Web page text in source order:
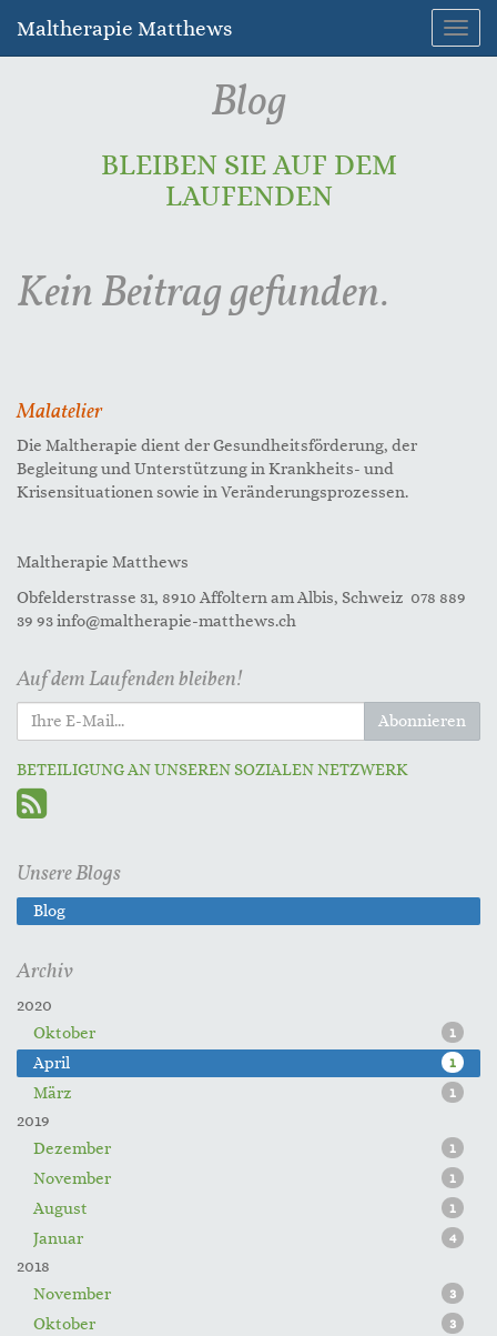
Maltherapie Matthews
Blog
BLEIBEN SIE AUF DEM
LAUFENDEN
Kein Beitrag gefunden.
Malatelier
Die Maltherapie dient der Gesundheitsförderung, der
Begleitung und Unterstützung in Krankheits- und
Krisensituationen sowie in Veränderungsprozessen.
Maltherapie Matthews
Obfelderstrasse 31, 8910 Affoltern am Albis, Schweiz 078 889
39 93 info@maltherapie-matthews.ch
Auf dem Laufenden bleiben!
Abonnieren
BETEILIGUNG AN UNSEREN SOZIALEN NETZWERK
Unsere Blogs
Blog
Archiv
2020
Oktober
1
April 1
März 1
2019
Dezember
1
November 1
August 1
Januar 4
2018
November
3
Oktober 3